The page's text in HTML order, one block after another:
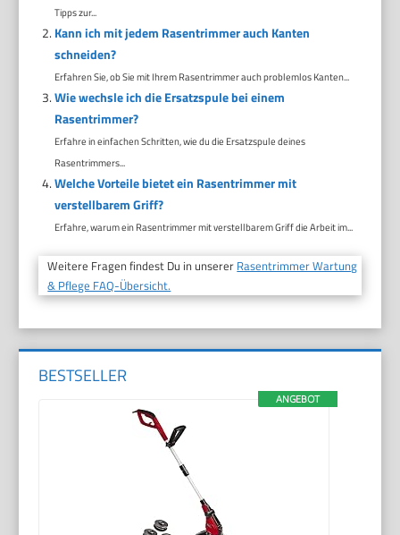
Tipps zur...
Kann ich mit jedem Rasentrimmer auch Kanten
schneiden?
Erfahren Sie, ob Sie mit Ihrem Rasentrimmer auch problemlos Kanten...
Wie wechsle ich die Ersatzspule bei einem
Rasentrimmer?
Erfahre in einfachen Schritten, wie du die Ersatzspule deines
Rasentrimmers...
Welche Vorteile bietet ein Rasentrimmer mit
verstellbarem Griff?
Erfahre, warum ein Rasentrimmer mit verstellbarem Griff die Arbeit im...
Weitere Fragen findest Du in unserer Rasentrimmer Wartung
& Pflege FAQ-Übersicht.
BESTSELLER
ANGEBOT